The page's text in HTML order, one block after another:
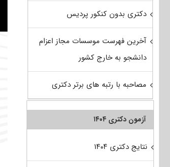
دکتری بدون کنکور پردیس
آخرین فهرست موسسات مجاز اعزام
دانشجو به خارج کشور
مصاحبه با رتبه های برتر دکتری
آزمون دکتری ۱۴۰۴
نتایج دکتری ۱۴۰۴